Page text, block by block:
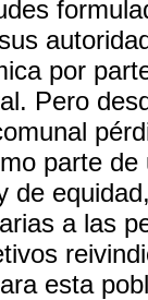
por
Pero
parte
de
a las
esta